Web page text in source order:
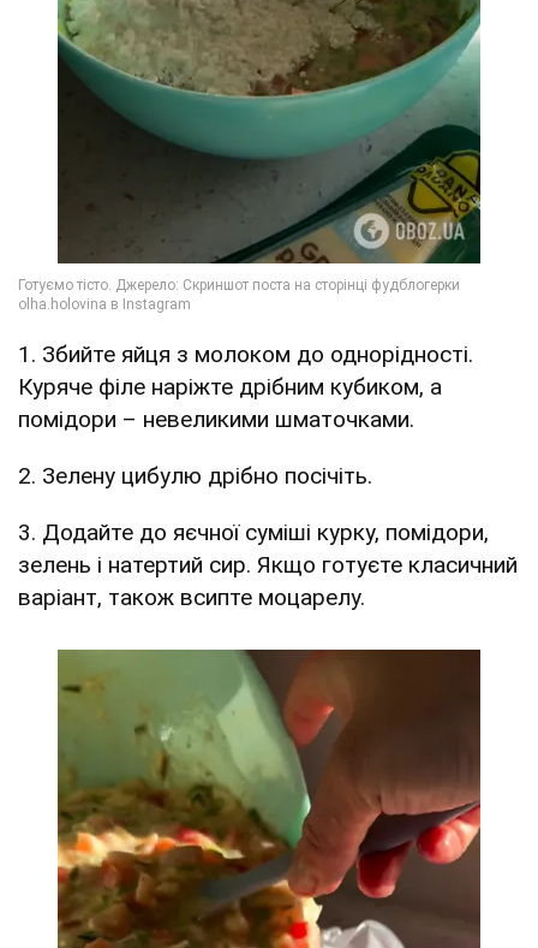
1. Збийте яйця з молоком до однорідності.
Куряче філе наріжте дрібним кубиком, а
помідори – невеликими шматочками.
2. Зелену цибулю дрібно посічіть.
3. Додайте до яєчної суміші курку, помідори,
зелень і натертий сир. Якщо готуєте класичний
варіант, також всипте моцарелу.